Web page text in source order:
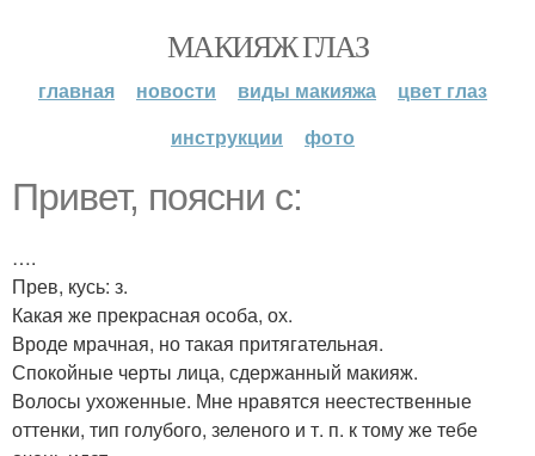
МАКИЯЖ ГЛАЗ
главная новости виды макияжа
цвет глаз
инструкции
фото
Привет, поясни с:
….
Прев, кусь: з.
Какая же прекрасная особа, ох.
Вроде мрачная, но такая притягательная.
Спокойные черты лица, сдержанный макияж.
Волосы ухоженные. Мне нравятся неестественные
оттенки, тип голубого, зеленого и т. п. к тому же тебе